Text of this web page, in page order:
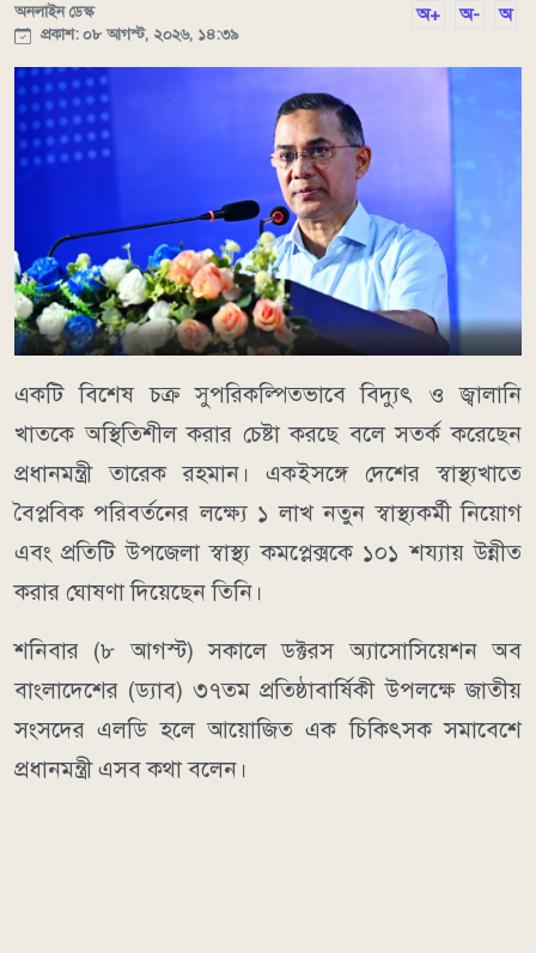
অনলাইন ডেস্ক
প্রকাশ: ০৮ আগস্ট, ২০২৬, ১৪:৩৯
অ+ অ- অ
একটি বিশেষ চক্র সুপরিকল্পিতভাবে বিদ্যুৎ ও জ্বালানি
খাতকে অস্থিতিশীল করার চেষ্টা করছে বলে সতর্ক করেছেন
প্রধানমন্ত্রী তারেক রহমান। একইসঙ্গে দেশের স্বাস্থ্যখাতে
বৈপ্লবিক পরিবর্তনের লক্ষ্যে ১ লাখ নতুন স্বাস্থ্যকর্মী নিয়োগ
এবং প্রতিটি উপজেলা স্বাস্থ্য কমপ্লেক্সকে ১০১ শয্যায় উন্নীত
করার ঘোষণা দিয়েছেন তিনি।
শনিবার (৮ আগস্ট) সকালে ডক্টরস অ্যাসোসিয়েশন অব
বাংলাদেশের (ড্যাব) ৩৭তম প্রতিষ্ঠাবার্ষিকী উপলক্ষে জাতীয়
সংসদের এলডি হলে আয়োজিত এক চিকিৎসক সমাবেশে
প্রধানমন্ত্রী এসব কথা বলেন।